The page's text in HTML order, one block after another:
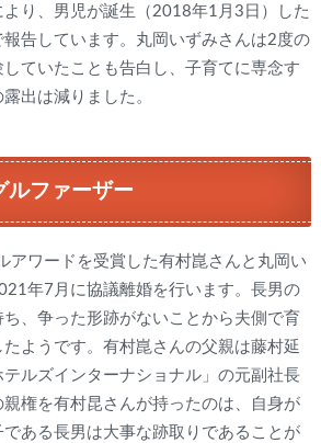
り、男児が誕生（2018年1月3日）した
告しています。丸岡いずみさんは2度の
ていたことも告白し、子育てに専念す
出は減りました。
ルファーザー
アワードを受賞した有村崑さんと丸岡い
年7月に協議離婚を行います。長男の
、争った形跡がないことから夫側で育
ようです。有村崑さんの父親は藤村延
ルズインターナショナル」の元副社長
権を有村昆さんが持ったのは、自身が
ある長男は大事な跡取りであることが